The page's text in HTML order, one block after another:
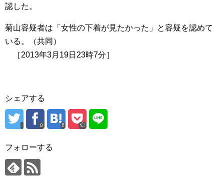
認した。
菊山容疑者は「女性の下着が見たかった」と容疑を認めて
いる。（共同）
［2013年3月19日23時7分］
シェアする
0
フォローする